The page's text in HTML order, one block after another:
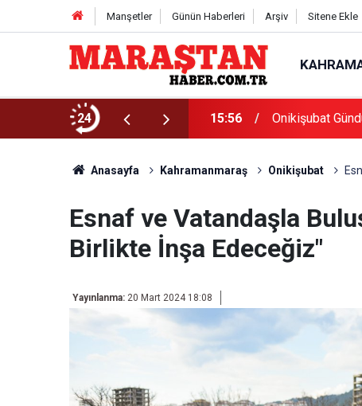
Manşetler Günün Haberleri Arşiv Sitene Ekle
24
Son Gün 7 Ağustos 15:56 Onikişubat
Anasayfa Kahramanmaraş Onikişubat
Esnaf ve Vatandaşla
Birlikte İnşa Edeceğiz"
Yayınlanma: 20 Mart 2024 18:08